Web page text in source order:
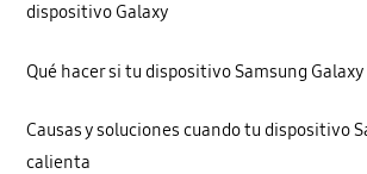
dispositivo Galaxy
Qué hacer si tu dispositivo Samsung Galaxy
Causas y soluciones cuando tu dispositivo
calienta